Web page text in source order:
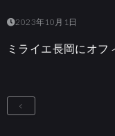
2023年10月1日
ミライエ長岡にオフ